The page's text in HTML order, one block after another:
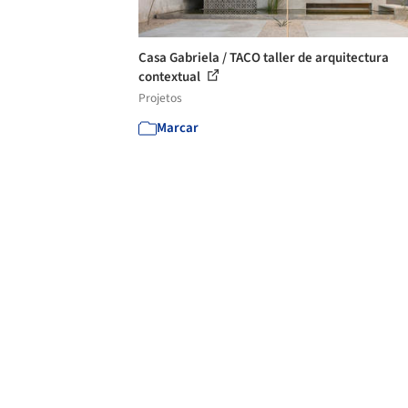
Casa Gabriela / TACO taller de arquitectura
contextual
Projetos
Marcar